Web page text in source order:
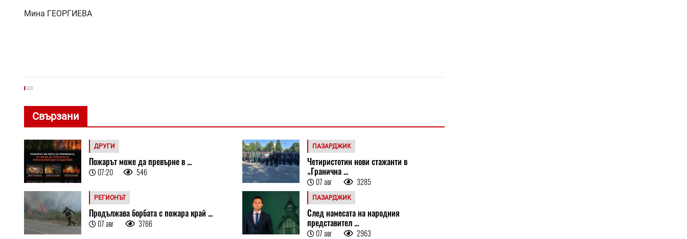
Мина ГЕОРГИЕВА
Свързани
ДРУГИ
Пожарът може да превърне в ...
07:20 546
ПАЗАРДЖИК
Четиристотин нови стажанти в
„Гранична ...
07 авг 3285
РЕГИОНЪТ
Продължава борбата с пожара край ...
07 авг 3766
ПАЗАРДЖИК
След намесата на народния
представител ...
07 авг 2963